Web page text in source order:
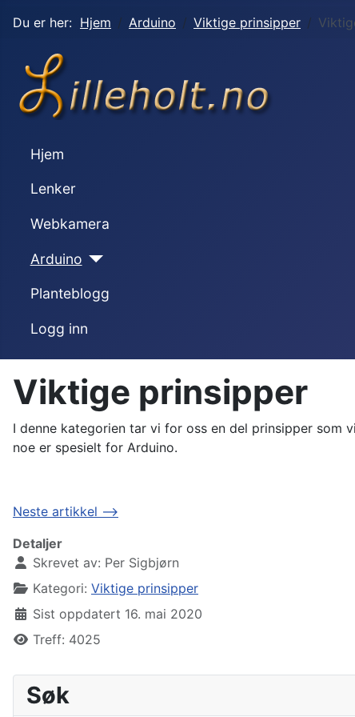
Du er her: Hjem Arduino Viktige prinsipper
Hjem
Lenker
Webkamera
Arduino
Planteblogg
Logg inn
Viktige prinsipper
I denne kategorien tar vi for oss en del prinsipper som
noe er spesielt for Arduino.
Neste artikkel -->
Detaljer
Skrevet av: Per Sigbjørn
Kategori: Viktige prinsipper
Sist oppdatert 16. mai 2020
Treff: 4025
Søk